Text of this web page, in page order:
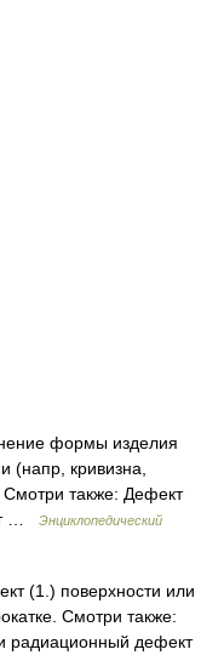
формы изделия
(напр, кривизна,
Смотри также: Дефект
…
Энциклопедический
(1.) поверхности или
Смотри также:
радиационный дефект